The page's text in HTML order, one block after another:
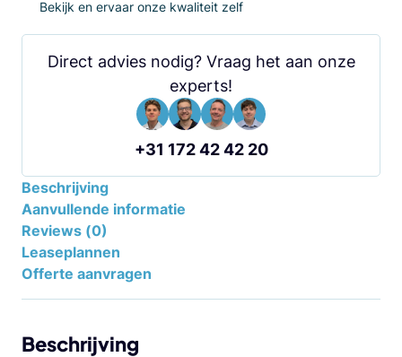
Bekijk en ervaar onze kwaliteit zelf
Direct advies nodig? Vraag het aan onze
experts!
+31 172 42 42 20
Beschrijving
Aanvullende informatie
Reviews (0)
Leaseplannen
Offerte aanvragen
Beschrijving